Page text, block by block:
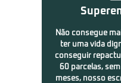
Não consegue
ter uma vida
conseguir
60 parcelas,
meses, nosso